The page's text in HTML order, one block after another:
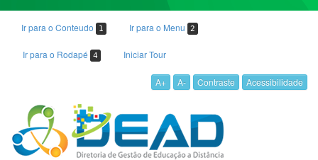
Ir para o Conteudo 1 Ir para o Menu 2
Ir para o Rodapé 4 Iniciar Tour
A+ A- Contraste Acessibilidade